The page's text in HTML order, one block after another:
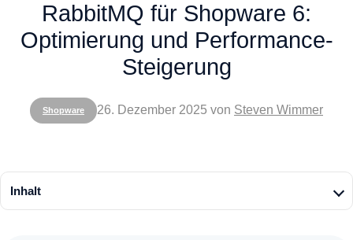
Shopware
RabbitMQ für Shopware 6:
Optimierung und Performance-
Steigerung
26. Dezember 2025 von Steven Wimmer
Inhalt